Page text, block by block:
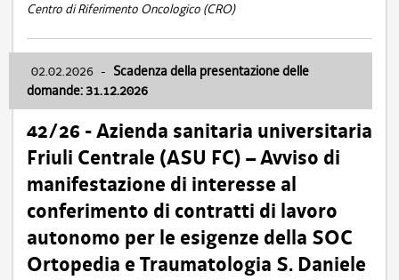
Centro di Riferimento Oncologico (CRO)
02.02.2026 - Scadenza della presentazione delle
domande: 31.12.2026
42/26 - Azienda sanitaria universitaria
Friuli Centrale (ASU FC) – Avviso di
manifestazione di interesse al
conferimento di contratti di lavoro
autonomo per le esigenze della SOC
Ortopedia e Traumatologia S. Daniele